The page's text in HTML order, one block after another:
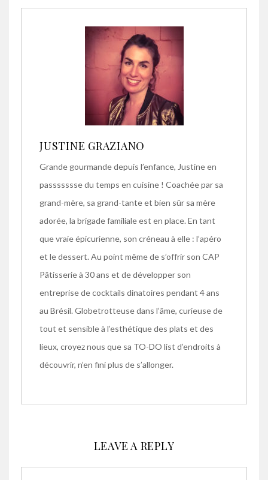
JUSTINE GRAZIANO
Grande gourmande depuis l’enfance, Justine en
passssssse du temps en cuisine ! Coachée par sa
grand-mère, sa grand-tante et bien sûr sa mère
adorée, la brigade familiale est en place. En tant
que vraie épicurienne, son créneau à elle : l’apéro
et le dessert. Au point même de s’offrir son CAP
Pâtisserie à 30 ans et de développer son
entreprise de cocktails dinatoires pendant 4 ans
au Brésil. Globetrotteuse dans l’âme, curieuse de
tout et sensible à l’esthétique des plats et des
lieux, croyez nous que sa TO-DO list d’endroits à
découvrir, n’en fini plus de s’allonger.
LEAVE A REPLY